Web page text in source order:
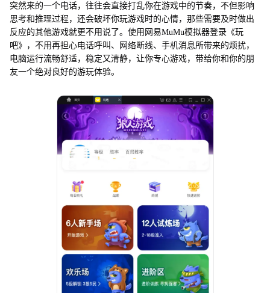
突然来的一个电话，往往会直接打乱你在游戏中的节奏，不但影响
思考和推理过程，还会破坏你玩游戏时的心情，那些需要及时做出
反应的其他游戏就更不用说了。使用网易MuMu模拟器登录《玩
吧》，不用再担心电话呼叫、网络断线、手机消息所带来的烦扰，
电脑运行流畅舒适，稳定又清静，让你专心游戏，带给你和你的朋
友一个绝对良好的游玩体验。